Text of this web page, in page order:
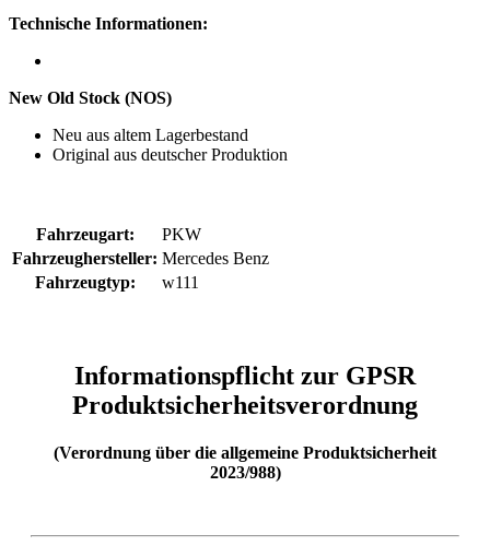
Technische Informationen:
New Old Stock (NOS)
Neu aus altem Lagerbestand
Original aus deutscher Produktion
Fahrzeugart:
PKW
Fahrzeughersteller: Mercedes Benz
Fahrzeugtyp:
w111
Informationspflicht zur GPSR
Produktsicherheitsverordnung
(Verordnung über die allgemeine Produktsicherheit
2023/988)